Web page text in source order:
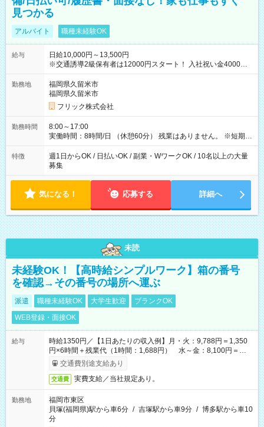
見つかる
アルバイト 職種未経験OK
給与
日給10,000円～13,500円
※交通誘導2級保有者は12000円スタート！ 入社祝い金4000円
【試用期間】試用期間なし
勤務地
福岡県久留米市
福岡県久留米市
フリック株式会社
勤務時間
8:00～17:00
実働時間：8時間/日 （休憩60分） 残業はありません。 ※短期の
募集は行っておりません。予めご了承くださいませ。
特徴
週1日からOK / 日払いOK / 副業・WワークOK / 10名以上の大量
募集
気になる！ 応募する 詳細へ
未読
未経験OK！【高時給シンプルワーク】箱の番号
を確認→その番号の場所へ運ぶ
派遣 職種未経験OK 大学生歓迎
ブランクOK
WEB登録・面接OK
給与
時給1350円／【1日あたりの収入例】月・火：9,788円＝1,350
円×6時間＋残業代（1時間：1,688円） 水～金：8,100円＝
1,350円×6時間
交通費別途支給あり
交通費 実費支給／当社規定あり。
勤務地
福岡市東区
貝塚(福岡県)駅から車6分 / 吉塚駅から車9分 / 博多駅から車10
分